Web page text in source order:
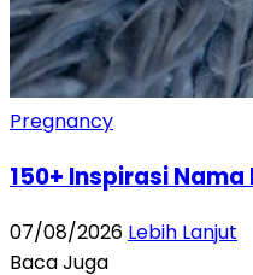
Pregnancy
150+ Inspirasi
07/08/2026 Lebih Lanjut
Baca Juga